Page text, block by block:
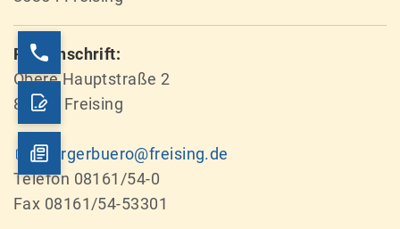
Postanschrift:
Obere Hauptstraße 2
85354 Freising
buergerbuero@freising.de
Telefon 08161/54-0
Fax 08161/54-53301